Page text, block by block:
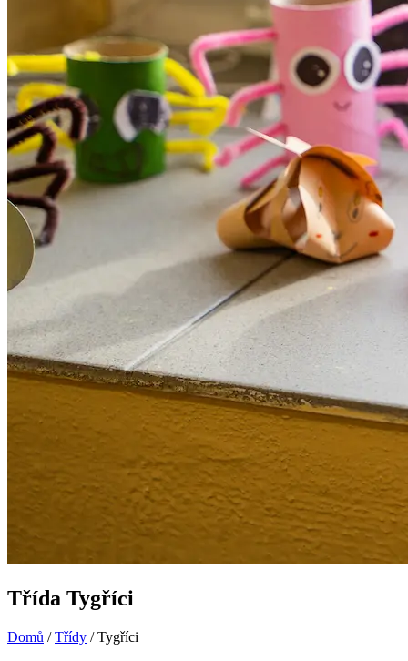
Třída Tygříci
Domů / Třídy / Tygříci